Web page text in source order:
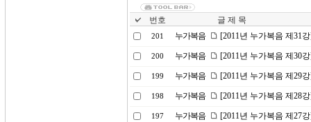
번호 글 제 목
201 누가복음 [2011년 누가복음 제31
200 누가복음 [2011년 누가복음 제30
199 누가복음 [2011년 누가복음 제29
198 누가복음 [2011년 누가복음 제28
197 누가복음 [2011년 누가복음 제27